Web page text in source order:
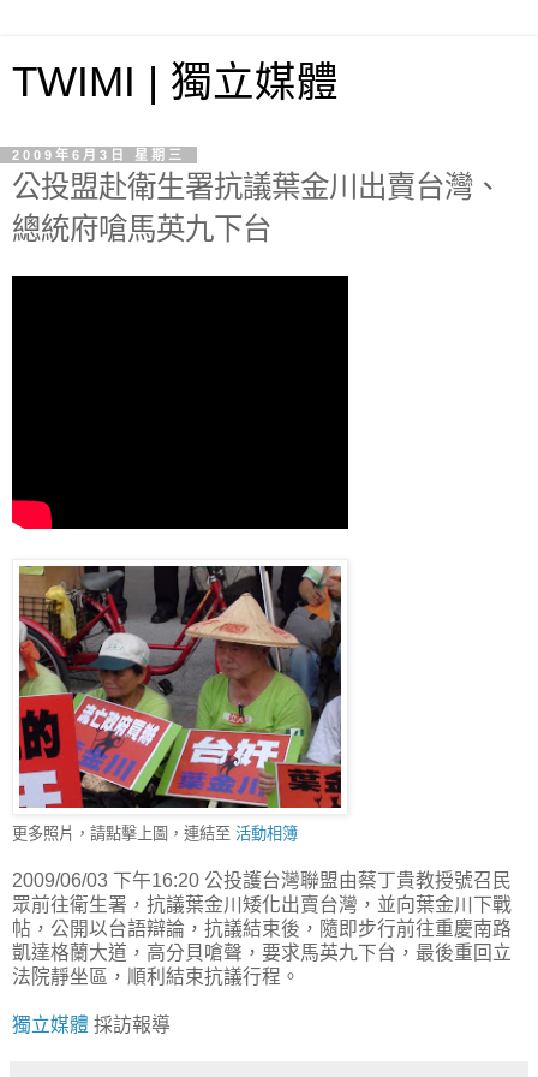
TWIMI | 獨立媒體
2009年6月3日 星期三
公投盟赴衛生署抗議葉金川出賣台灣、
總統府嗆馬英九下台
更多照片，請點擊上圖，連結至 活動相簿
2009/06/03 下午16:20 公投護台灣聯盟由蔡丁貴教授號召民
眾前往衛生署，抗議葉金川矮化出賣台灣，並向葉金川下戰
帖，公開以台語辯論，抗議結束後，隨即步行前往重慶南路
凱達格蘭大道，高分貝嗆聲，要求馬英九下台，最後重回立
法院靜坐區，順利結束抗議行程。
獨立媒體 採訪報導